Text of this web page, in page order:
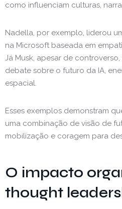
como influenciam culturas,
Nadella, por exemplo, liderou
na Microsoft baseada em
Já Musk, apesar de
debate sobre o futuro da IA,
espacial.
Esses exemplos demonstram
uma combinação de visão de
mobilização e coragem para
O impacto
thought